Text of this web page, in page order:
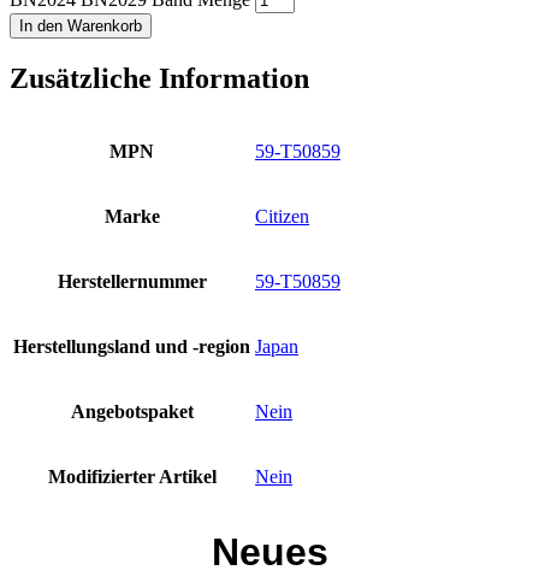
In den Warenkorb
Zusätzliche Information
MPN 59-T50859
Marke Citizen
Herstellernummer 59-T50859
Herstellungsland und -region Japan
Angebotspaket Nein
Modifizierter Artikel Nein
Neues